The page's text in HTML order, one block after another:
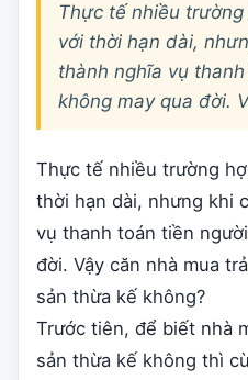
Thực tế nhiều
với thời hạn dài,
thành nghĩa vụ
không may qua đời.
Thực tế nhiều trường
thời hạn dài, nhưng khi
vụ thanh toán tiền
đời. Vậy căn nhà mua
sản thừa kế không?
Trước tiên, để biết nhà
sản thừa kế không thì